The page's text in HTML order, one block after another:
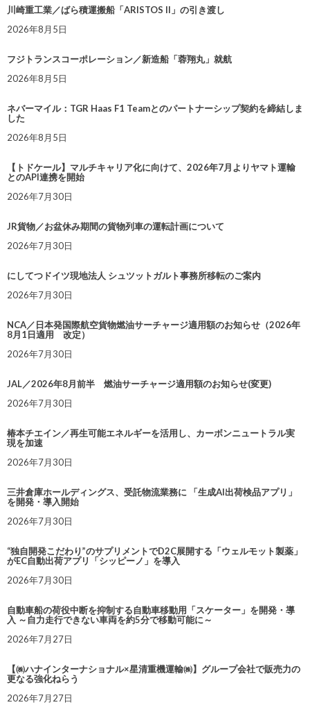
川崎重工業／ばら積運搬船「ARISTOS II」の引き渡し
2026年8月5日
フジトランスコーポレーション／新造船「蓉翔丸」就航
2026年8月5日
ネバーマイル：TGR Haas F1 Teamとのパートナーシップ契約を締結しま
した
2026年8月5日
【トドケール】マルチキャリア化に向けて、2026年7月よりヤマト運輸
とのAPI連携を開始
2026年7月30日
JR貨物／お盆休み期間の貨物列車の運転計画について
2026年7月30日
にしてつドイツ現地法人 シュツットガルト事務所移転のご案内
2026年7月30日
NCA／日本発国際航空貨物燃油サーチャージ適用額のお知らせ（2026年
8月1日適用 改定）
2026年7月30日
JAL／2026年8月前半 燃油サーチャージ適用額のお知らせ(変更)
2026年7月30日
椿本チエイン／再生可能エネルギーを活用し、カーボンニュートラル実
現を加速
2026年7月30日
三井倉庫ホールディングス、受託物流業務に 「生成AI出荷検品アプリ」
を開発・導入開始
2026年7月30日
“独自開発こだわり”のサプリメントでD2C展開する「ウェルモット製薬」
がEC自動出荷アプリ「シッピーノ」を導入
2026年7月30日
自動車船の荷役中断を抑制する自動車移動用「スケーター」を開発・導
入 ～自力走行できない車両を約5分で移動可能に～
2026年7月27日
【㈱ハナインターナショナル×星清重機運輸㈱】グループ会社で販売力の
更なる強化ねらう
2026年7月27日